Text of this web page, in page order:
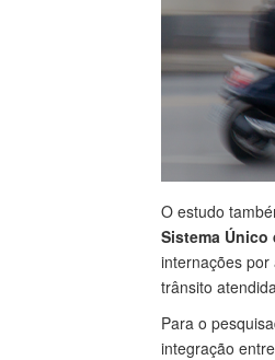
O estudo
Sistema Único
internações por
trânsito
Para o
integração